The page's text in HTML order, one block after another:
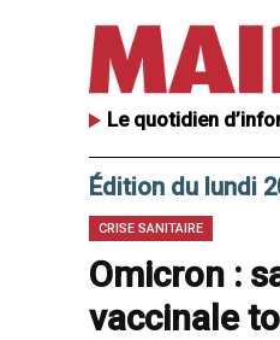
Le quotidien
Édition du lundi
CRISE SANITAIRE
Omicron :
vaccinale